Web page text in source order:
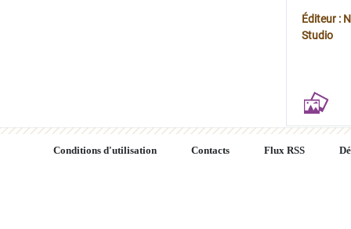
Éditeur :
Studio
Conditions d'utilisation Contacts Flux RSS